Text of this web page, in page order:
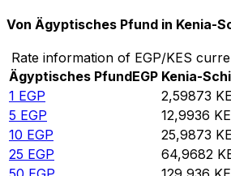
Von Ägyptisches Pfund in Kenia-
Rate information of EGP/KES
Ägyptisches PfundEGP Kenia-
1 EGP 2,59873
5 EGP 12,9936
10 EGP 25,9873
25 EGP 64,9682